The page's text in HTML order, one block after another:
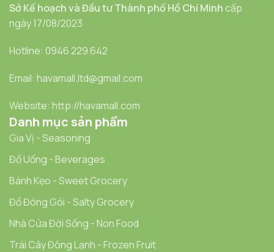
Sở Kế hoạch và Đầu tư Thành phố Hồ Chí Minh cấp
ngày 17/08/2023
Hotline: 0946 229 642
Email: havamall.ltd@gmail.com
Website: http://havamall.com
Danh mục sản phẩm
Gia Vị - Seasoning
Đồ Uống - Beverages
Bánh Kẹo - Sweet Grocery
Đồ Đóng Gói - Salty Grocery
Nhà Cửa Đời Sống - Non Food
Trái Cây Đông Lạnh - Frozen Fruit